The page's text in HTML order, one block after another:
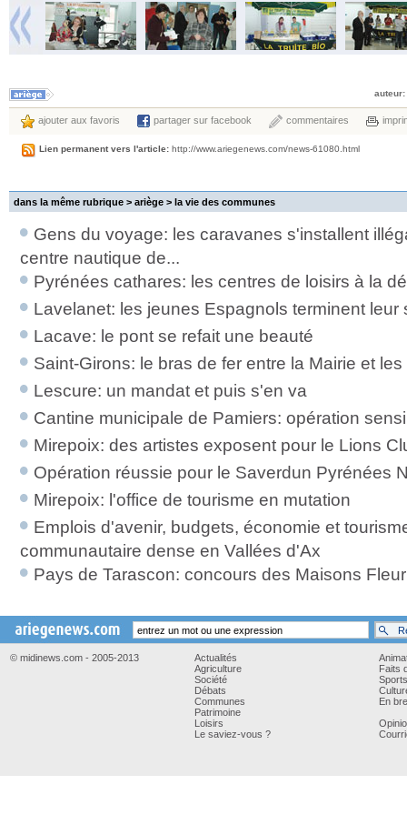
auteur:
ajouter aux favoris partager sur facebook commentaires
Lien permanent vers l'article: http://www.ariegenews.com/news-61080.html
dans la même rubrique > ariège > la vie des communes
Gens du voyage: les caravanes s'installent
centre nautique de...
Pyrénées cathares: les centres de loisirs à la
Lavelanet: les jeunes Espagnols terminent leur
Lacave: le pont se refait une beauté
Saint-Girons: le bras de fer entre la Mairie et
Lescure: un mandat et puis s'en va
Cantine municipale de Pamiers: opération
Mirepoix: des artistes exposent pour le Lions
Opération réussie pour le Saverdun Pyrénées
Mirepoix: l'office de tourisme en mutation
Emplois d'avenir, budgets, économie et
communautaire dense en Vallées d'Ax
Pays de Tarascon: concours des Maisons
© midinews.com - 2005-2013
Actualités
Agriculture
Société
Débats
Communes
Patrimoine
Loisirs
Le saviez-vous ?
Faits
Sports
En